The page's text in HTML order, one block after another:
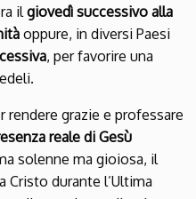
ilgiovedì successivo alla
oppure, in diversi Paesi
, per favorire una
rendere grazie e professare
reale di Gesù
solenne ma gioiosa, il
Cristo durante l’Ultima